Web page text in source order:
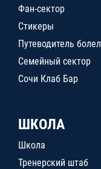
Фан-сектор
Стикеры
Путеводитель
Семейный сектор
Сочи Клаб Бар
ШКОЛА
Школа
Тренерский штаб